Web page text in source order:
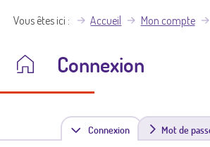
Vous êtes ici Accueil Mon compte
Connexion
Connexion(
Mot de